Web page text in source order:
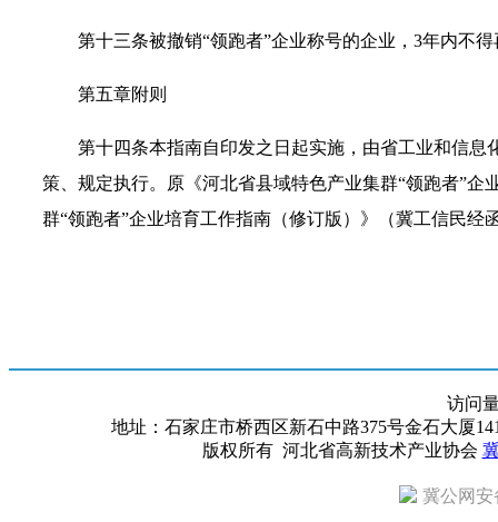
第十三条被撤销“领跑者”企业称号的企业，3年内不
第五章附则
第十四条本指南自印发之日起实施，由省工业和信
策、规定执行。原《河北省县域特色产业集群“领跑者”企
群“领跑者”企业培育工作指南（修订版）》（冀工信民经
访问
地址：石家庄市桥西区新石中路375号金石大厦
版权所有 河北省高新技术产业协会
冀公网安